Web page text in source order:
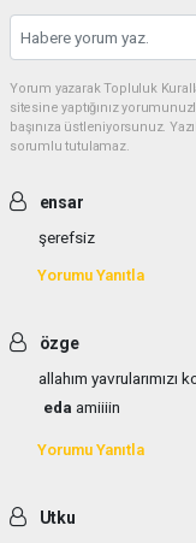
Yorum yazarak Topluluk
sitesine yaptığınız
başınıza üstleniyorsunuz.
sorumlu tutulamaz.
ensar
şerefsiz
Yorumu Yanıtla
özge
allahım yavrularımızı
eda amiiiin
Yorumu Yanıtla
Utku